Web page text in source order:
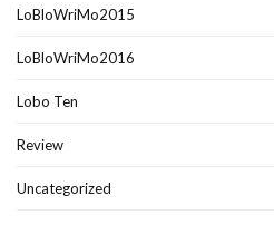
LoBloWriMo2015
LoBloWriMo2016
Lobo Ten
Review
Uncategorized